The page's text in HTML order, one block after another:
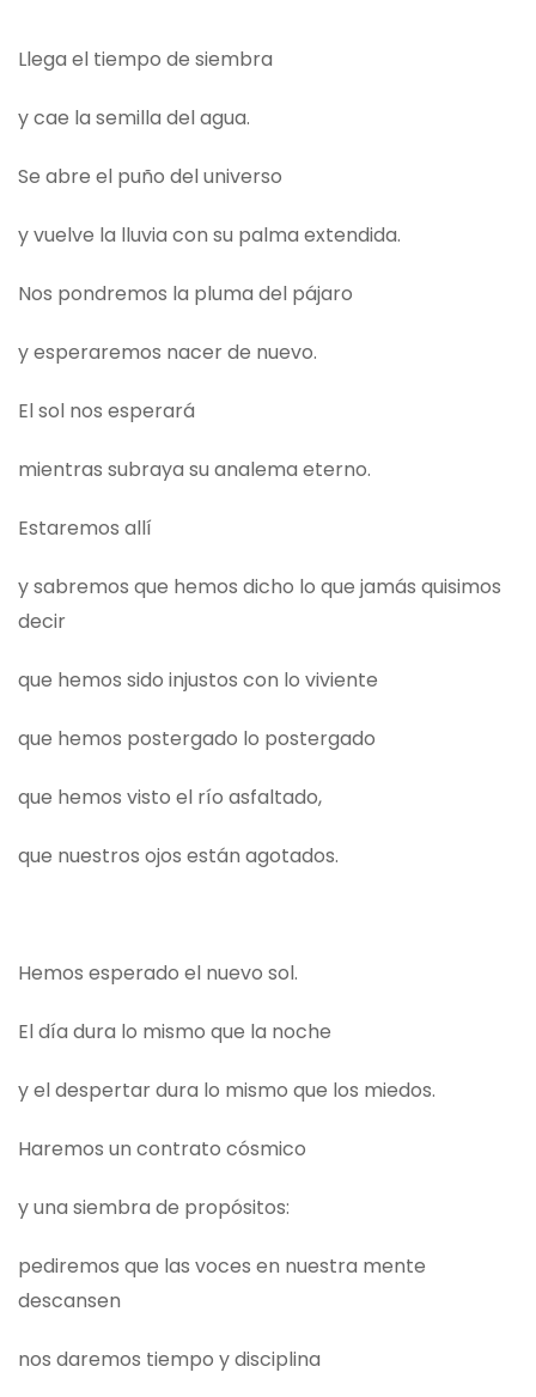
Llega el tiempo de siembra
y cae la semilla del agua.
Se abre el puño del universo
y vuelve la lluvia con su palma extendida.
Nos pondremos la pluma del pájaro
y esperaremos nacer de nuevo.
El sol nos esperará
mientras subraya su analema eterno.
Estaremos allí
y sabremos que hemos dicho lo que jamás quisimos
decir
que hemos sido injustos con lo viviente
que hemos postergado lo postergado
que hemos visto el río asfaltado,
que nuestros ojos están agotados.
Hemos esperado el nuevo sol.
El día dura lo mismo que la noche
y el despertar dura lo mismo que los miedos.
Haremos un contrato cósmico
y una siembra de propósitos:
pediremos que las voces en nuestra mente
descansen
nos daremos tiempo y disciplina